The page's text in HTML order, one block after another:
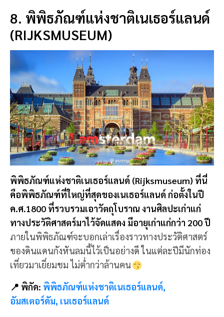
(RIJKSMUSEUM)
พิพิธภัณฑ์แห่งชาติเนเธอร์แลนด์ (Rijksmuseum) ที่นี่
คือพิพิธภัณฑ์ที่ใหญ่ที่สุดของเนเธอร์แลนด์ ก่อตั้งในปี
ค.ศ.1800 ที่รวบรวมเอาวัตถุโบราณ งานศิลปะเก่าแก่
ทางประวัติศาสตร์มาไว้จัดแสดง มีอายุเก่าแก่กว่า 200 ปี
ภายในพิพิธภัณฑ์จะบอกเล่าเรื่องราวทางประวัติศาสตร์
ของดินแดนกังหันลมนี้ไว้เป็นอย่างดี ในแต่ละปีมีนักท่อง
เที่ยวมาเยี่ยมชม ไม่ต่ำกว่าล้านคน
📍 พิกัด:พิพิธภัณฑ์แห่งชาติเนเธอร์แลนด์,